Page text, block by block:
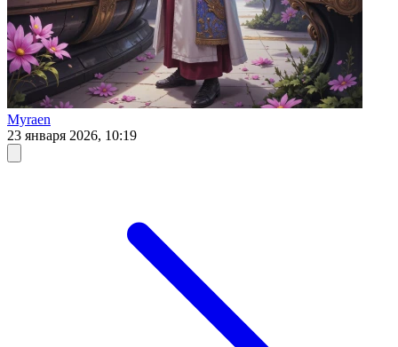
Myraen
23 января 2026, 10:19